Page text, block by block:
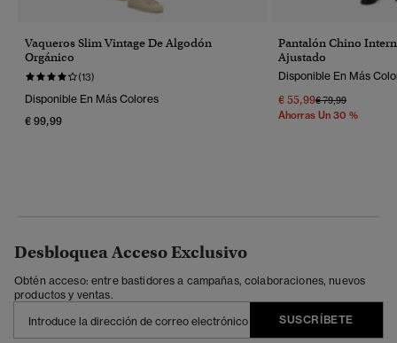
Vaqueros Slim Vintage De Algodón
Orgánico
(13)
Disponible En Más Colores
€ 99,99
Pantalón Chino
Ajustado
Disponible En Más
€ 55,99Precio Rebajado
€ 79,99A
Ahorras Un 30 %
Desbloquea Acceso Exclusivo
Obtén acceso: entre bastidores a campañas, colaboraciones, nuevos
productos y ventas.
SUSCRÍBETE